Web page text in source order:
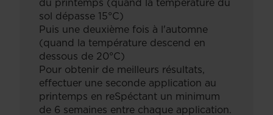
sol dépasse 15°C)
Puis une deuxième fois à l'automne
(quand la température descend en
dessous de 20°C)
Pour obtenir de meilleurs résultats,
effectuer une seconde application au
printemps en reSpéctant un minimum
de 6 semaines entre chaque application.